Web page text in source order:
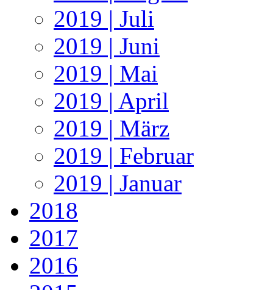
2019 | Juli
2019 | Juni
2019 | Mai
2019 | April
2019 | März
2019 | Februar
2019 | Januar
2018
2017
2016